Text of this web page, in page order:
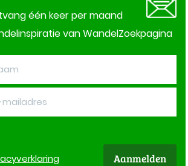
één keer per maand
van WandelZoekpagina
verklaring Aanmelden